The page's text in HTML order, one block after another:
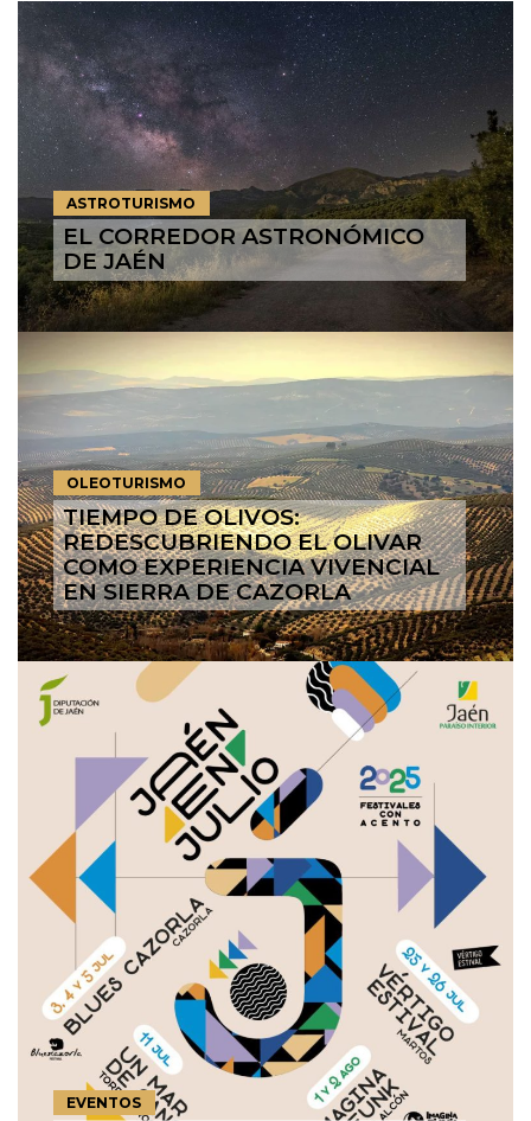
ASTROTURISMO
EL CORREDOR ASTRONÓMICO
DE JAÉN
OLEOTURISMO
TIEMPO DE OLIVOS:
REDESCUBRIENDO EL OLIVAR
COMO EXPERIENCIA VIVENCIAL
EN SIERRA DE CAZORLA
EVENTOS